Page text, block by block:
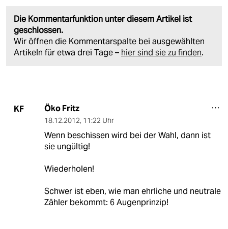
Die Kommentarfunktion unter diesem Artikel ist
geschlossen.
Wir öffnen die Kommentarspalte bei ausgewählten
Artikeln für etwa drei Tage – hier sind sie zu finden.
KF Öko Fritz
18.12.2012, 11:22 Uhr
Wenn beschissen wird bei der Wahl, dann ist
sie ungültig!
Wiederholen!
Schwer ist eben, wie man ehrliche und neutrale
Zähler bekommt: 6 Augenprinzip!